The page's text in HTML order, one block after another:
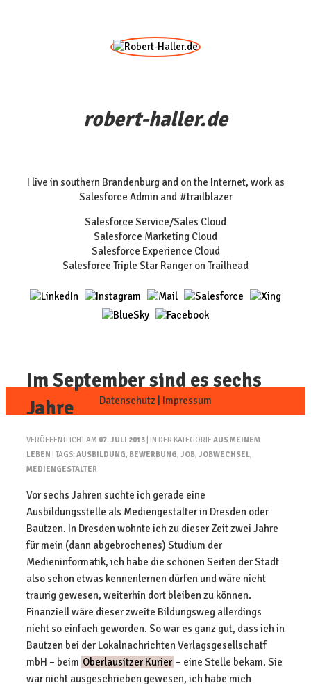
robert-haller.de
I live in southern Brandenburg and on the Internet, work as
Salesforce Admin and #trailblazer
Salesforce Service/Sales Cloud
Salesforce Marketing Cloud
Salesforce Experience Cloud
Salesforce Triple Star Ranger on Trailhead
Datenschutz Impressum
Im September sind es sechs
Jahre
VERÖFFENTLICHT AM 07. JULI 2013 | IN DER KATEGORIEAUS MEINEM
LEBEN | TAGS: AUSBILDUNG, BEWERBUNG, JOB, JOBWECHSEL,
MEDIENGESTALTER
Vor sechs Jahren suchte ich gerade eine
Ausbildungsstelle als Mediengestalter in Dresden oder
Bautzen. In Dresden wohnte ich zu dieser Zeit zwei Jahre
für mein (dann abgebrochenes) Studium der
Medieninformatik, ich habe die schönen Seiten der Stadt
also schon etwas kennenlernen dürfen und wäre nicht
traurig gewesen, weiterhin dort bleiben zu können.
Finanziell wäre dieser zweite Bildungsweg allerdings
nicht so einfach geworden. So war es ganz gut, dass ich in
Bautzen bei der Lokalnachrichten Verlagsgesellschatf
mbH – beim Oberlausitzer Kurier – eine Stelle bekam. Sie
war nicht ausgeschrieben gewesen, ich habe mich